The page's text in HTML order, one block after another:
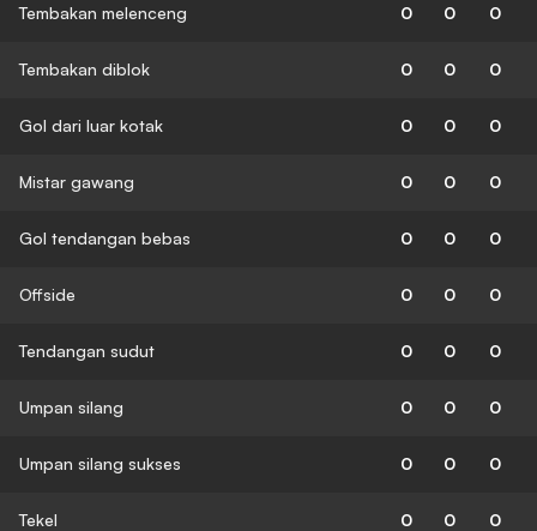
Tembakan melenceng 0 0 0
Tembakan diblok 0 0 0
Gol dari luar kotak 0 0 0
Mistar gawang 0 0 0
Gol tendangan bebas 0 0 0
Offside 0 0 0
Tendangan sudut 0 0 0
Umpan silang 0 0 0
Umpan silang sukses 0 0 0
Tekel 0 0 0